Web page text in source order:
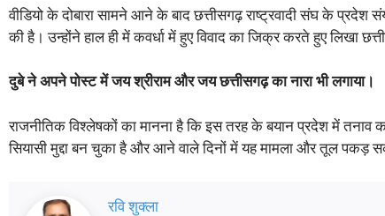
वीडियो के दोबारा सामने आने के बाद छत्तीसगढ़ राष्ट्रवादी संघ के प्रदेश
की है। उन्होंने हाल ही में कवर्धा में हुए विवाद का जिक्र करते हुए लिखा
दुबे ने अपने पोस्ट में जय श्रीराम और जय छत्तीसगढ़ का नारा भी लगाया।
राजनीतिक विश्लेषकों का मानना है कि इस तरह के बयान प्रदेश में तनाव
सियासी मुद्दा बन चुका है और आने वाले दिनों में यह मामला और तूल पकड़
रवि शुक्ला